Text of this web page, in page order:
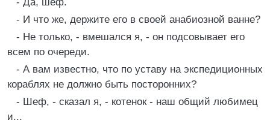
- И что же, держите его в своей анабиозной ванне?
- Не только, - вмешался я, - он подсовывает его
всем по очереди.
- А вам известно, что по уставу на экспедиционных
кораблях не должно быть посторонних?
- Шеф, - сказал я, - котенок - наш общий любимец
и...